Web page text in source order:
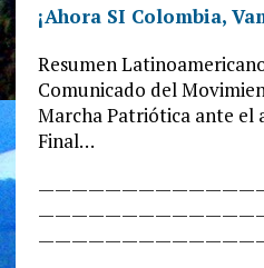
¡Ahora SI Colombia,
Resumen
Comunicado del
Marcha Patriótica ante el
Final…